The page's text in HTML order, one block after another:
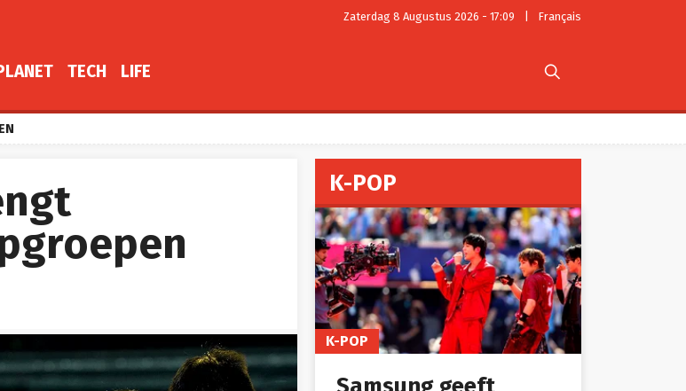
Zaterdag 8 Augustus 2026 - 17:09 Français
TECH LIFE 
K-POP
K-POP